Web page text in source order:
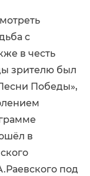
с
в честь
зрителю был
Победы»,
в
под